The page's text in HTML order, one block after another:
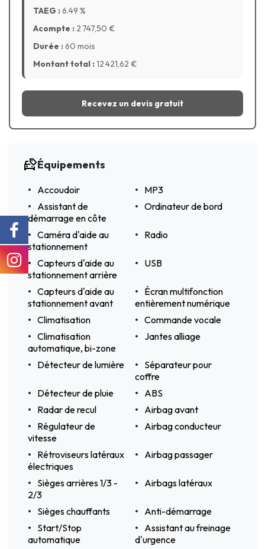
TAEG :6.49 %
Acompte : 2 747,50 €
Durée :60 mois
Montant total :12 421,62 €
Recevez un devis gratuit
Équipements
Accoudoir
MP3
Assistant de
démarrage en côte
Ordinateur de bord
Caméra d'aide au
stationnement
Radio
Capteurs d'aide au
stationnement arrière
USB
Capteurs d'aide au
stationnement avant
Écran multifonction
entièrement numérique
Climatisation
Commande vocale
Climatisation
automatique, bi-zone
Jantes alliage
Détecteur de lumière
Séparateur pour
coffre
Détecteur de pluie
ABS
Radar de recul
Airbag avant
Régulateur de
vitesse
Airbag conducteur
Rétroviseurs latéraux
électriques
Airbag passager
Sièges arrières 1/3 -
2/3
Airbags latéraux
Sièges chauffants
Anti-démarrage
Start/Stop
automatique
Assistant au freinage
d'urgence